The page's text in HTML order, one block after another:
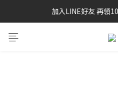
SAYSKY 26'
加入LINE好友 再領
SAYSKY 26'